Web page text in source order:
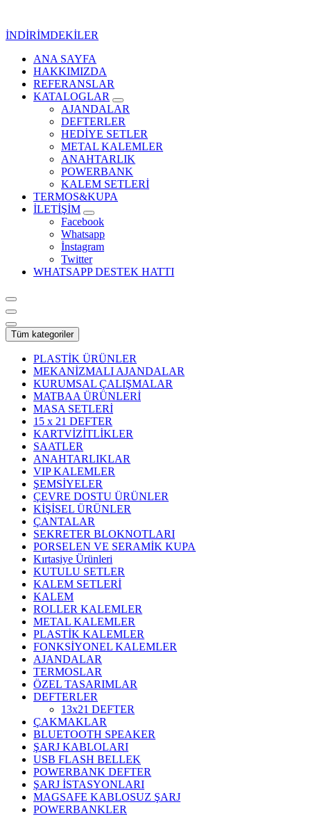
İNDİRİMDEKİLER
Kurumsal Promosyon-Hediyelik
ANA SAYFA
HAKKIMIZDA
REFERANSLAR
KATALOGLAR
AJANDALAR
DEFTERLER
HEDİYE SETLER
METAL KALEMLER
ANAHTARLIK
POWERBANK
KALEM SETLERİ
TERMOS&KUPA
İLETİŞİM
Facebook
Whatsapp
İnstagram
Twitter
WHATSAPP DESTEK HATTI
Tüm kategoriler
PLASTİK ÜRÜNLER
MEKANİZMALI AJANDALAR
KURUMSAL ÇALIŞMALAR
MATBAA ÜRÜNLERİ
MASA SETLERİ
15 x 21 DEFTER
KARTVİZİTLİKLER
SAATLER
ANAHTARLIKLAR
VIP KALEMLER
ŞEMSİYELER
ÇEVRE DOSTU ÜRÜNLER
KİŞİSEL ÜRÜNLER
ÇANTALAR
SEKRETER BLOKNOTLARI
PORSELEN VE SERAMİK KUPA
Kırtasiye Ürünleri
KUTULU SETLER
KALEM SETLERİ
KALEM
ROLLER KALEMLER
METAL KALEMLER
PLASTİK KALEMLER
FONKSİYONEL KALEMLER
AJANDALAR
TERMOSLAR
ÖZEL TASARIMLAR
DEFTERLER
13x21 DEFTER
ÇAKMAKLAR
BLUETOOTH SPEAKER
ŞARJ KABLOLARI
USB FLASH BELLEK
POWERBANK DEFTER
ŞARJ İSTASYONLARI
MAGSAFE KABLOSUZ ŞARJ
POWERBANKLER